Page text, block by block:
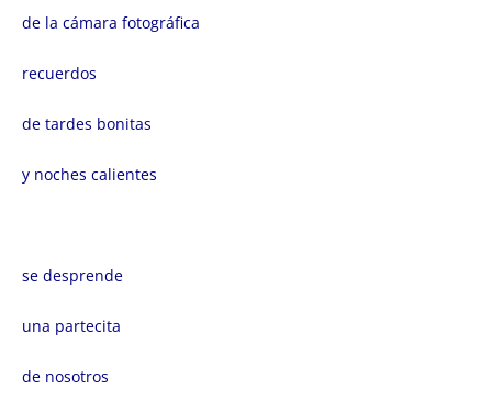
de la cámara fotográfica
recuerdos
de tardes bonitas
y noches calientes
se desprende
una partecita
de nosotros